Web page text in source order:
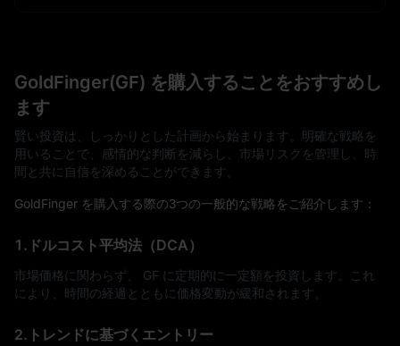
GoldFinger(GF) を購入することをおすすめし
ます
賢い投資は、しっかりとした計画から始まります。明確な戦略を
用いることで、感情的な判断を減らし、市場リスクを管理し、時
間と共に自信を深めることができます。
GoldFinger を購入する際の3つの一般的な戦略をご紹介します：
1.ドルコスト平均法（DCA）
市場価格に関わらず、 GF に定期的に一定額を投資します。これ
により、時間の経過とともに価格変動が緩和されます。
2.トレンドに基づくエントリー